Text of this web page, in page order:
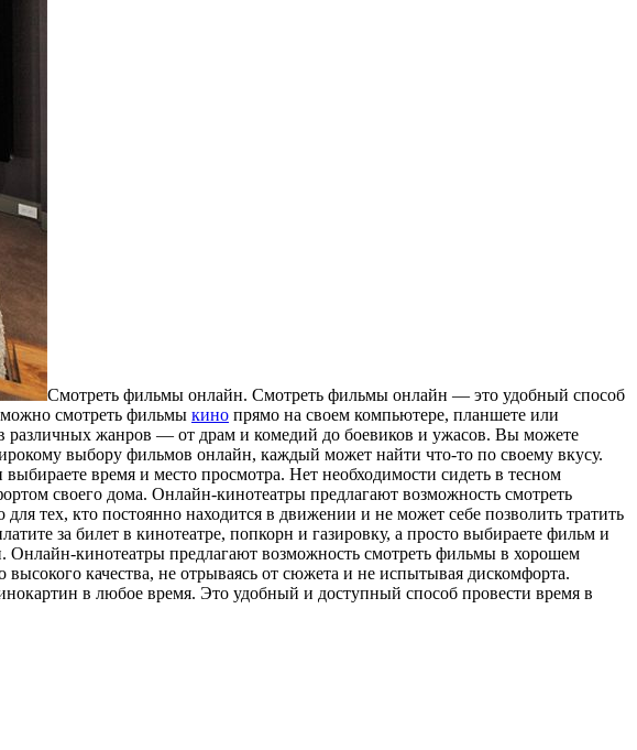
Смoтрeть фильмы oнлaйн. Смoтрeть фильмы онлайн — это удобный способ
смотреть фильмы кино прямо на своем компьютере, планшете или
различных жанров — от драм и комедий до боевиков и ужасов. Вы можете
выбору фильмов онлайн, каждый может найти что-то по своему вкусу.
время и место просмотра. Нет необходимости сидеть в тесном
своего дома. Онлайн-кинотеатры предлагают возможность смотреть
тех, кто постоянно находится в движении и не может себе позволить тратить
за билет в кинотеатре, попкорн и газировку, а просто выбираете фильм и
Онлайн-кинотеатры предлагают возможность смотреть фильмы в хорошем
качества, не отрываясь от сюжета и не испытывая дискомфорта.
в любое время. Это удобный и доступный способ провести время в